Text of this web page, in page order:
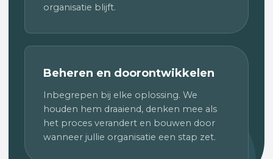
organisatie blijft.
Beheren en doorontwikkelen
Inbegrepen bij elke oplossing. We
houden hem draaiend, denken mee als
het proces verandert en bouwen door
wanneer jullie organisatie een stap zet.